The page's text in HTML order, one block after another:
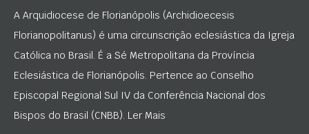
A Arquidiocese de Florianópolis (Archidioecesis
Florianopolitanus) é uma circunscrição eclesiástica da Igreja
Católica no Brasil. É a Sé Metropolitana da Província
Eclesiástica de Florianópolis. Pertence ao Conselho
Episcopal Regional Sul IV da Conferência Nacional dos
Bispos do Brasil (CNBB). Ler Mais